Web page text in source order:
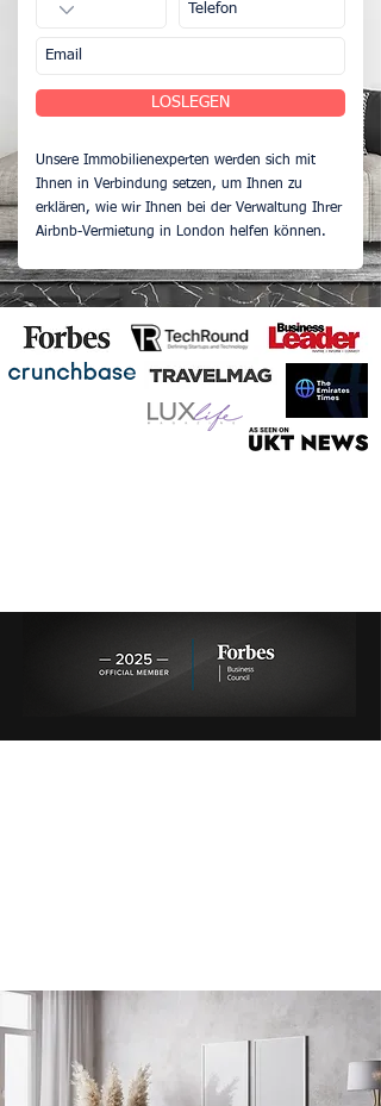
LOSLEGEN
Unsere Immobilienexperten werden sich mit
Ihnen in Verbindung setzen, um Ihnen zu
erklären, wie wir Ihnen bei der Verwaltung Ihrer
Airbnb-Vermietung in London helfen können.